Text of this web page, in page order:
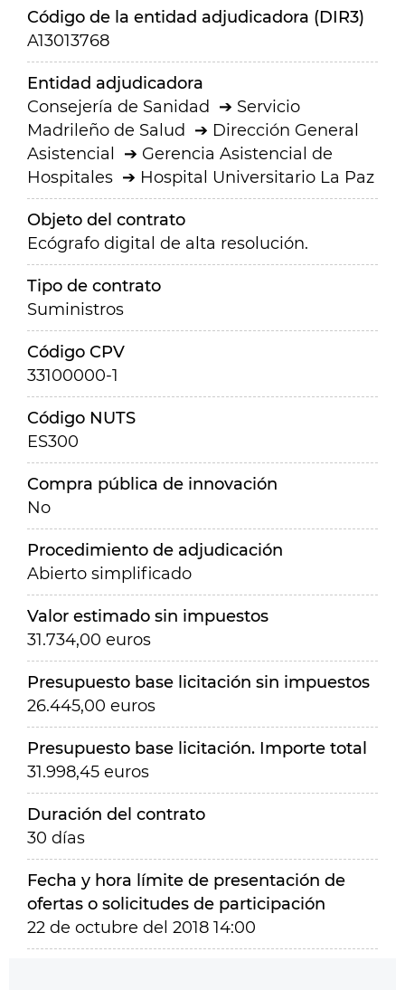
Código de la entidad adjudicadora (DIR3)
A13013768
Entidad adjudicadora
Consejería de Sanidad
Servicio
Madrileño de Salud
Dirección General
Asistencial
Gerencia Asistencial de
Hospitales
Hospital Universitario La Paz
Objeto del contrato
Ecógrafo digital de alta resolución.
Tipo de contrato
Suministros
Código CPV
33100000-1
Código NUTS
ES300
Compra pública de innovación
No
Procedimiento de adjudicación
Abierto simplificado
Valor estimado sin impuestos
31.734,00 euros
Presupuesto base licitación sin impuestos
26.445,00 euros
Presupuesto base licitación. Importe total
31.998,45 euros
Duración del contrato
30 días
Fecha y hora límite de presentación de
ofertas o solicitudes de participación
22 de octubre del 2018 14:00